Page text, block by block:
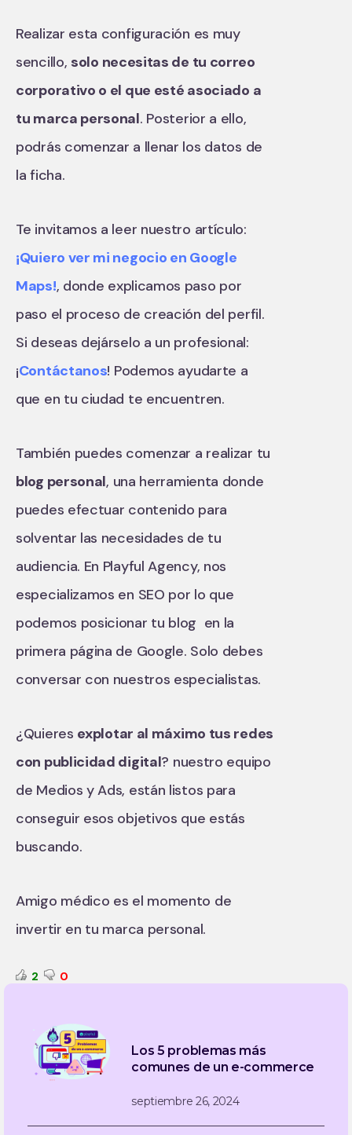
Realizar esta configuración es muy
sencillo, solo necesitas de tu correo
corporativo o el que esté asociado a
tu marca personal. Posterior a ello,
podrás comenzar a llenar los datos de
la ficha.
Te invitamos a leer nuestro artículo:
¡Quiero ver mi negocio en Google
Maps!, donde explicamos paso por
paso el proceso de creación del perfil.
Si deseas dejárselo a un profesional:
¡Contáctanos! Podemos ayudarte a
que en tu ciudad te encuentren.
También puedes comenzar a realizar tu
blog personal, una herramienta donde
puedes efectuar contenido para
solventar las necesidades de tu
audiencia. En Playful Agency, nos
especializamos en SEO por lo que
podemos posicionar tu blog en la
primera página de Google. Solo debes
conversar con nuestros especialistas.
¿Quieres explotar al máximo tus redes
con publicidad digital? nuestro equipo
de Medios y Ads, están listos para
conseguir esos objetivos que estás
buscando.
Amigo médico es el momento de
invertir en tu marca personal.
2 0
Los 5 problemas más
comunes de un e-commerce
septiembre 26, 2024